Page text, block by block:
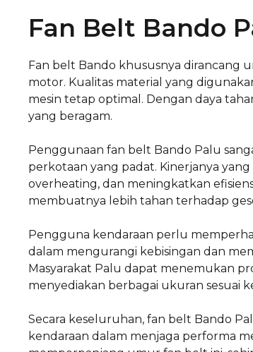
Fan Belt Bando
Fan belt Bando khususnya dirancang
motor. Kualitas material yang
mesin tetap optimal. Dengan daya
yang beragam.
Penggunaan fan belt Bando Palu
perkotaan yang padat. Kinerjanya
overheating, dan meningkatkan
membuatnya lebih tahan terhadap
Pengguna kendaraan perlu
dalam mengurangi kebisingan dan
Masyarakat Palu dapat menemukan
menyediakan berbagai ukuran sesuai
Secara keseluruhan, fan belt Bando
kendaraan dalam menjaga performa